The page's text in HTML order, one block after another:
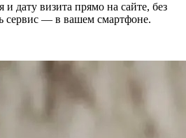
дату визита прямо на сайте, без
сервис — в вашем смартфоне.